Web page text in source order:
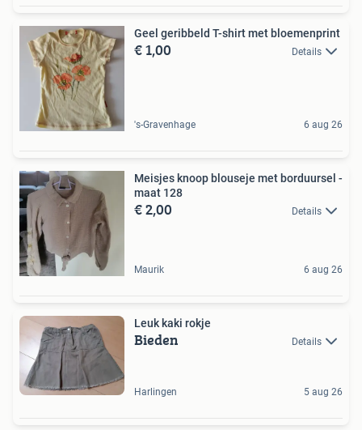
Geel geribbeld T-shirt met bloemenprint
€ 1,00 Details
's-Gravenhage 6 aug 26
Meisjes knoop blouseje met borduursel -
maat 128
€ 2,00 Details
Maurik 6 aug 26
Leuk kaki rokje
Bieden Details
Harlingen 5 aug 26